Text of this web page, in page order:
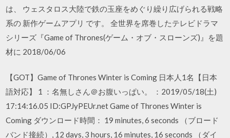
は、 ウェスタロス大陸で鉄の玉座をめぐり繰り広げられる戦略
系の 新作ゲームアプリ です。 全世界を席巻したテレビドラマ
シリーズ『Game of Thrones(ゲーム・オブ・スローンズ)』を題
材に 2018/06/06
【GOT】Game of Thrones Winter is Coming 日本人1名【日本
語対応】 1 ：名無しさん＠お腹いっぱい。 ：2019/05/18(土)
17:14:16.05 ID:GPJyPEUr.net Game of Thrones Winter is
Coming ダウンロード時間： 19 minutes, 6 seconds （ブロード
バンド接続）, 12 days, 3 hours, 16 minutes, 16 seconds （ダイ